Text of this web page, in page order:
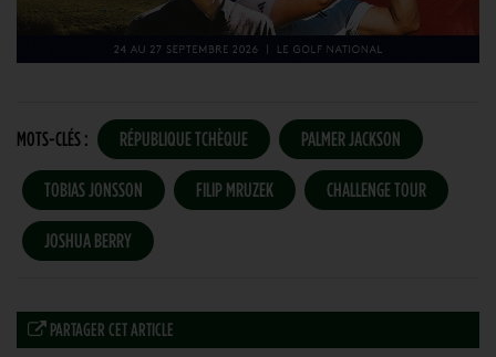
MOTS-CLÉS : RÉPUBLIQUE TCHÈQUE PALMER JACKSON
TOBIAS JONSSON FILIP MRUZEK CHALLENGE TOUR
JOSHUA BERRY
PARTAGER CET ARTICLE